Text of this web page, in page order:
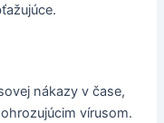
nákazy v čase,
vírusom.